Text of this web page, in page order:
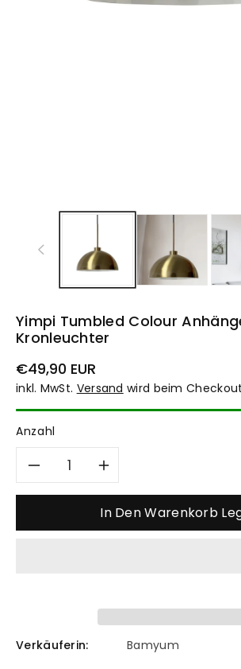
Yimpi Tumbled Colour
Kronleuchter
Normaler
Preis
€49,90 EUR
inkl. MwSt. Versand wird beim
Anzahl
Verringere
Tumbled
Erhöhe
die
Yimpi
Tumbled
In Den Warenkorb
Verkäuferin: Bamyum